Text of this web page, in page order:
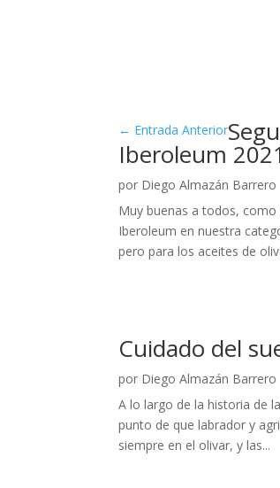
← Entrada Anterior
Iberoleum
por Diego Almazán Barrero
Muy buenas a todos,
Iberoleum en nuestra
pero para los aceites de
Cuidado del
por Diego Almazán Barrero
A lo largo de la historia de
punto de que labrador y
siempre en el olivar, y las...